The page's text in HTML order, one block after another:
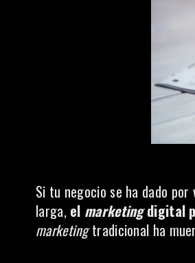
Si tu negocio se ha dado
larga,el marketingdigital
marketingtradicional ha